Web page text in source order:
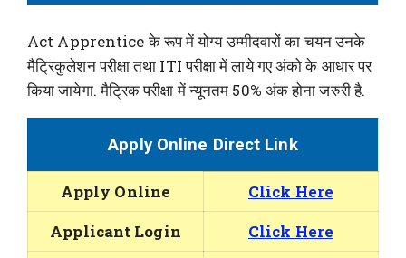
Act Apprentice के रूप में योग्य उम्मीदवारों का चयन उनके
मैट्रिकुलेशन परीक्षा तथा ITI परीक्षा में लाये गए अंको के आधार पर
किया जायेगा. मैट्रिक परीक्षा में न्यूनतम 50% अंक होना जरुरी है.
Apply Online Direct Link
Apply Online
Click Here
Applicant Login
Click Here